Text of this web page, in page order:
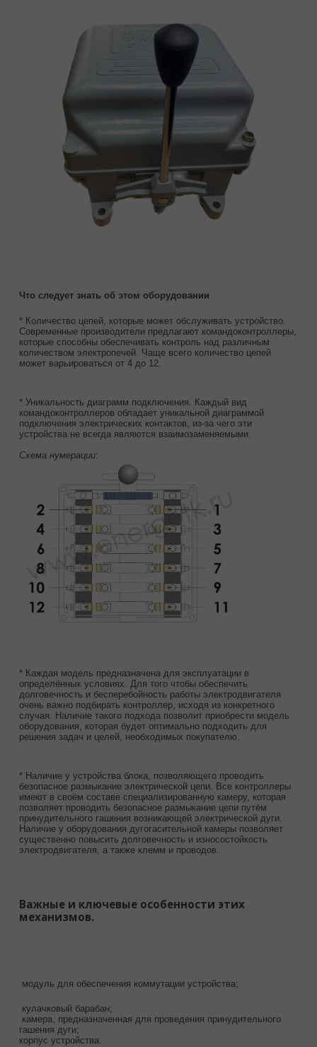
Что следует знать об этом оборудовании
* Количество цепей, которые может обслуживать устройство.
Современные производители предлагают командоконтроллеры,
которые способны обеспечивать контроль над различным
количеством электропечей. Чаще всего количество цепей
может варьироваться от 4 до 12.
* Уникальность диаграмм подключения. Каждый вид
командоконтроллеров обладает уникальной диаграммой
подключения электрических контактов, из-за чего эти
устройства не всегда являются взаимозаменяемыми.
Схема нумерации:
* Каждая модель предназначена для эксплуатации в
определённых условиях. Для того чтобы обеспечить
долговечность и бесперебойность работы электродвигателя
очень важно подбирать контроллер, исходя из конкретного
случая. Наличие такого подхода позволит приобрести модель
оборудования, которая будет оптимально подходить для
решения задач и целей, необходимых покупателю.
* Наличие у устройства блока, позволяющего проводить
безопасное размыкание электрической цепи. Все контроллеры
имеют в своём составе специализированную камеру, которая
позволяет проводить безопасное размыкание цепи путём
принудительного гашения возникающей электрической дуги.
Наличие у оборудования дугогасительной камеры позволяет
существенно повысить долговечность и износостойкость
электродвигателя, а также клемм и проводов.
Важные и ключевые особенности этих
механизмов.
модуль для обеспечения коммутации устройства;
кулачковый барабан;
камера, предназначенная для проведения принудительного
гашения дуги;
корпус устройства.